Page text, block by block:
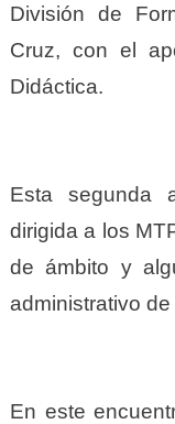
División de
Cruz, con el
Didáctica.
Esta segunda
dirigida a los
de ámbito y
administrativo
En este